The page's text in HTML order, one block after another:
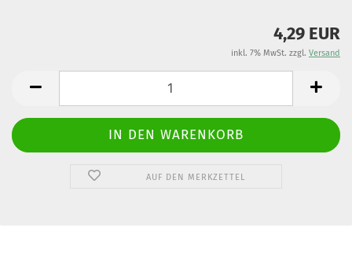
4,29 EUR
inkl. 7% MwSt. zzgl. Versand
AUF DEN MERKZETTEL